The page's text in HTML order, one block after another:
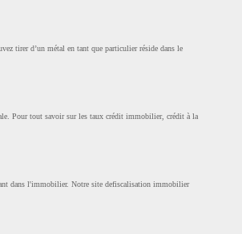
tirer d’un métal en tant que particulier réside dans le
Pour tout savoir sur les taux crédit immobilier, crédit à la
dans l'immobilier. Notre site defiscalisation immobilier